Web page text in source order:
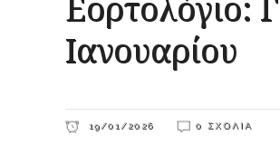
Ιανουαρίου
19/01/2026 0 ΣΧΌΛΙΑ